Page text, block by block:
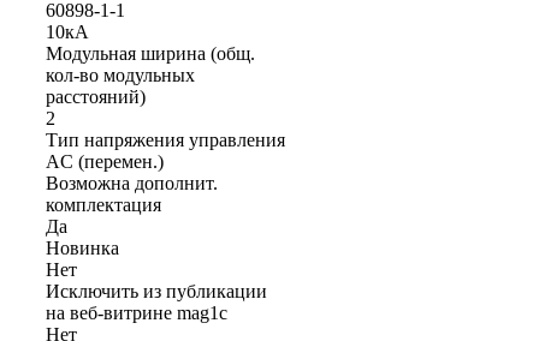
60898-1-1
10кА
Модульная ширина (общ.
кол-во модульных
расстояний)
2
Тип напряжения управления
AC (перемен.)
Возможна дополнит.
комплектация
Да
Новинка
Нет
Исключить из публикации
на веб-витрине mag1c
Нет